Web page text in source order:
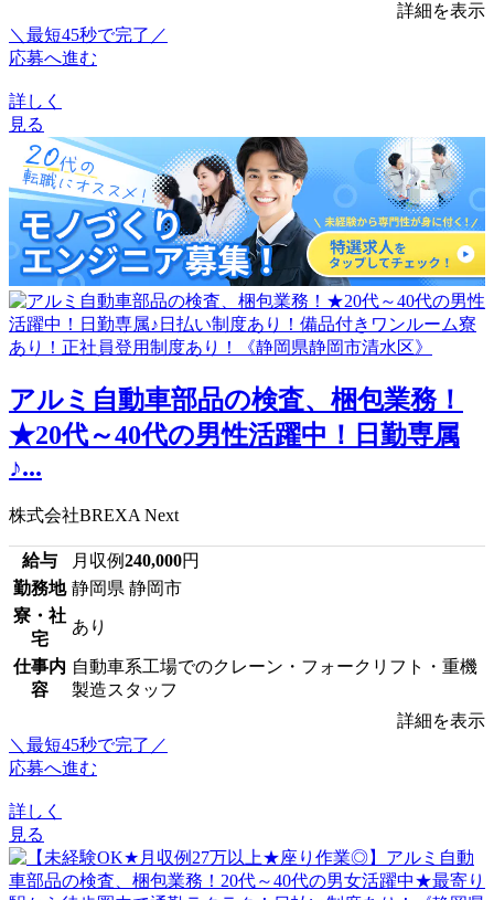
詳細を表示
＼最短45秒で完了／
応募へ進む
詳しく
見る
アルミ自動車部品の検査、梱包業務！
★20代～40代の男性活躍中！日勤専属
♪...
株式会社BREXA Next
給与 月収例240,000円
勤務地 静岡県 静岡市
寮・社
宅
あり
仕事内
容
自動車系工場でのクレーン・フォークリフト・重機
製造スタッフ
詳細を表示
＼最短45秒で完了／
応募へ進む
詳しく
見る